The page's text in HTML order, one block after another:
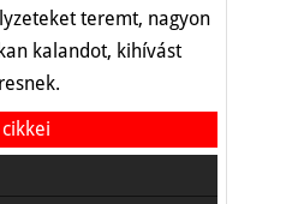
teremt, nagyon
kalandot, kihívást